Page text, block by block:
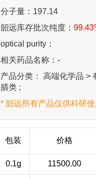
分子量：197.14
韶远库存批次纯度：
optical purity：
相关药品名称：-
产品分类： 高端化学品 >
腈类 ;
* 韶远所有产品仅供科研
包装 价格
0.1g 11500.00